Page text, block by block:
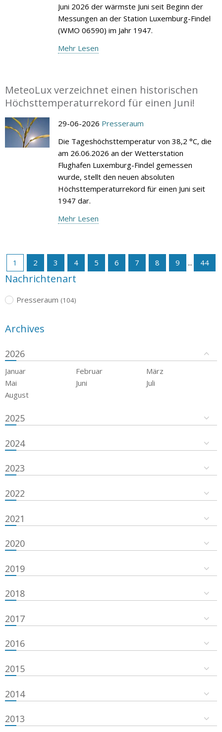
Juni 2026 der wärmste Juni seit Beginn der
Messungen an der Station Luxemburg-Findel
(WMO 06590) im Jahr 1947.
Mehr Lesen
MeteoLux verzeichnet einen historischen
Höchsttemperaturrekord für einen Juni!
29-06-2026 Presseraum
Die Tageshöchsttemperatur von 38,2 °C, die
am 26.06.2026 an der Wetterstation
Flughafen Luxemburg-Findel gemessen
wurde, stellt den neuen absoluten
Höchsttemperaturrekord für einen Juni seit
1947 dar.
Mehr Lesen
1 2 3 4 5 6 7 8 9 ... 44
Nachrichtenart
Presseraum (104)
Archives
2026
Januar Februar
März
Mai
Juni
Juli
August
2025
2024
2023
2022
2021
2020
2019
2018
2017
2016
2015
2014
2013